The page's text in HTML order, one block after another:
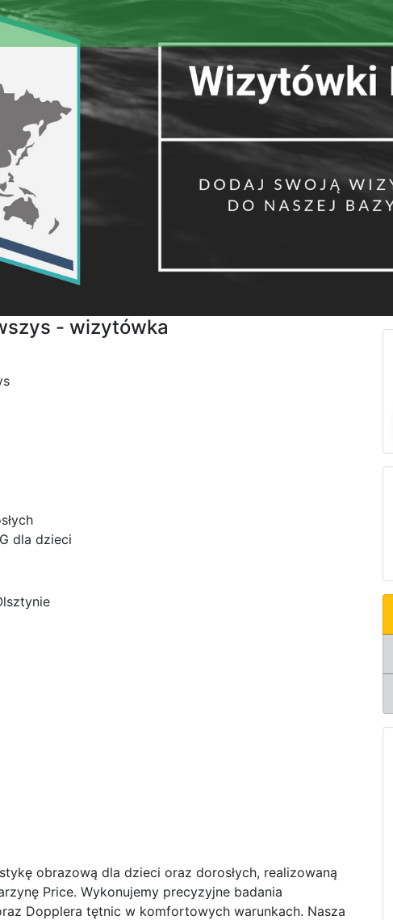
- wizytówka
dla dzieci
obrazową dla dzieci oraz dorosłych, realizowaną
Price. Wykonujemy precyzyjne badania
Dopplera tętnic w komfortowych warunkach. Nasza